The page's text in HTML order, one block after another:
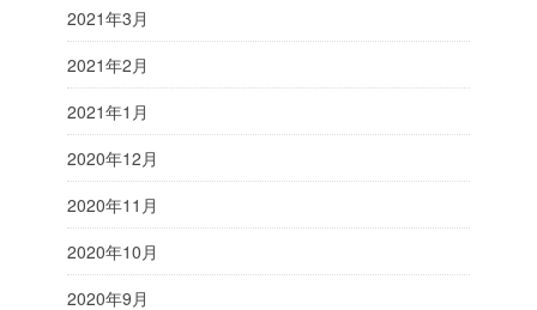
2021年3月
2021年2月
2021年1月
2020年12月
2020年11月
2020年10月
2020年9月